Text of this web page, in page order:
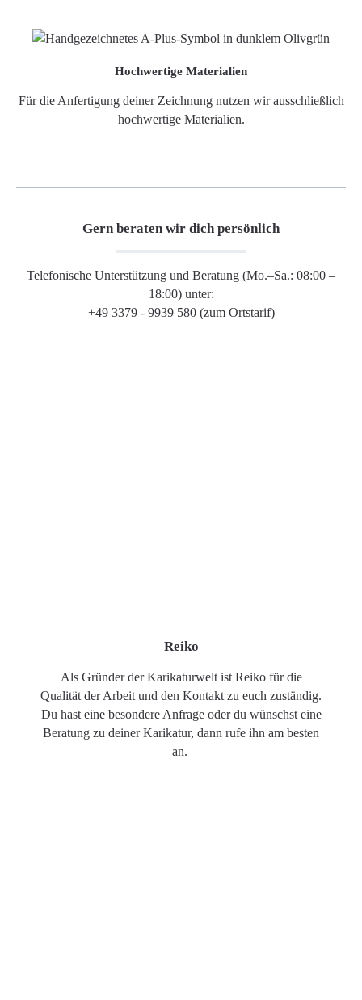
Hochwertige Materialien
Für die Anfertigung deiner Zeichnung nutzen wir ausschließlich
hochwertige Materialien.
Gern beraten wir dich persönlich
Telefonische Unterstützung und Beratung (Mo.–Sa.: 08:00 –
18:00) unter:
+49 3379 - 9939 580 (zum Ortstarif)
Reiko
Als Gründer der Karikaturwelt ist Reiko für die
Qualität der Arbeit und den Kontakt zu euch zuständig.
Du hast eine besondere Anfrage oder du wünschst eine
Beratung zu deiner Karikatur, dann rufe ihn am besten
an.